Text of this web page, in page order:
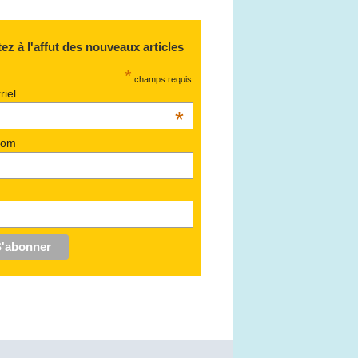
à l'affut des nouveaux articles
* champs requis
*